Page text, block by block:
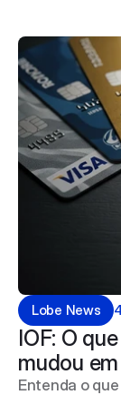
pelos
especialistas
direito
Lobe News
IOF: O
mudou
Entenda o